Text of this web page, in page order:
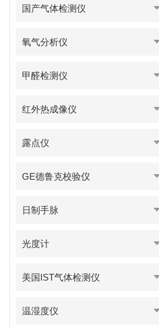
国产气体检测仪
氧气分析仪
甲醛检测仪
红外热成像仪
露点仪
GE德鲁克校验仪
日制手脉
光度计
美国IST气体检测仪
温湿度仪